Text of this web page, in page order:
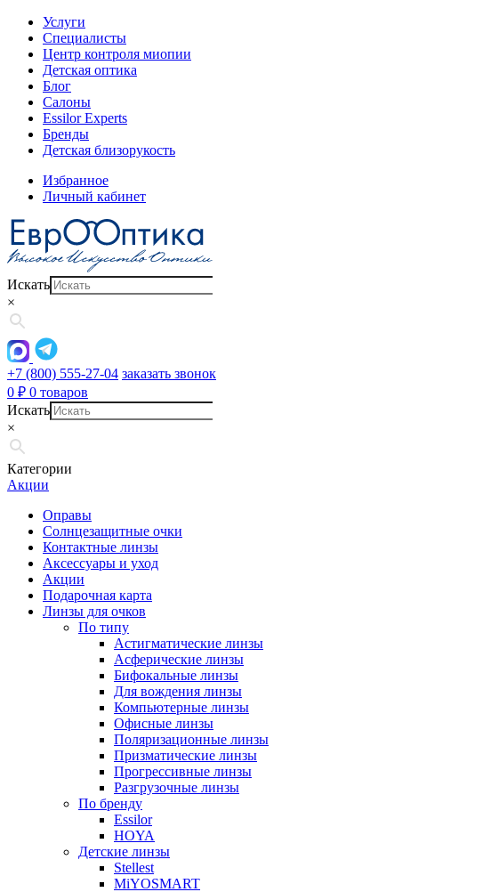
Услуги
Специалисты
Центр контроля миопии
Детская оптика
Блог
Салоны
Essilor Experts
Бренды
Детская близорукость
Избранное
Личный кабинет
Искать
×
+7 (800) 555-27-04 заказать звонок
0 ₽ 0 товаров
Искать
×
Категории
Акции
Оправы
Солнцезащитные очки
Контактные линзы
Аксессуары и уход
Акции
Подарочная карта
Линзы для очков
По типу
Астигматические линзы
Асферические линзы
Бифокальные линзы
Для вождения линзы
Компьютерные линзы
Офисные линзы
Поляризационные линзы
Призматические линзы
Прогрессивные линзы
Разгрузочные линзы
По бренду
Essilor
HOYA
Детские линзы
Stellest
MiYOSMART